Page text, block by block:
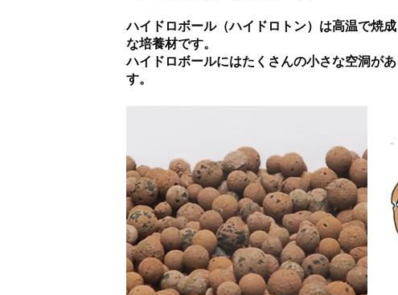
ハイドロボール（ハイドロトン）は高温で焼
な培養材です。
ハイドロボールにはたくさんの小さな空洞が
す。